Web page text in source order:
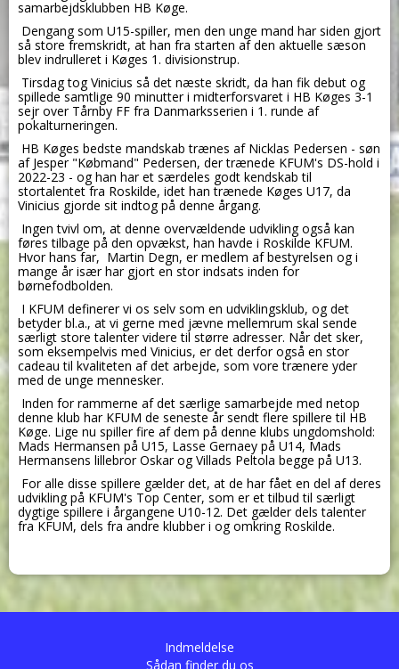
samarbejdsklubben HB Køge.
Dengang som U15-spiller, men den unge mand har siden gjort
så store fremskridt, at han fra starten af den aktuelle sæson
blev indrulleret i Køges 1. divisionstrup.
Tirsdag tog Vinicius så det næste skridt, da han fik debut og
spillede samtlige 90 minutter i midterforsvaret i HB Køges 3-1
sejr over Tårnby FF fra Danmarksserien i 1. runde af
pokalturneringen.
HB Køges bedste mandskab trænes af Nicklas Pedersen - søn
af Jesper "Købmand" Pedersen, der trænede KFUM's DS-hold i
2022-23 - og han har et særdeles godt kendskab til
stortalentet fra Roskilde, idet han trænede Køges U17, da
Vinicius gjorde sit indtog på denne årgang.
Ingen tvivl om, at denne overvældende udvikling også kan
føres tilbage på den opvækst, han havde i Roskilde KFUM.
Hvor hans far, Martin Degn, er medlem af bestyrelsen og i
mange år især har gjort en stor indsats inden for
børnefodbolden.
I KFUM definerer vi os selv som en udviklingsklub, og det
betyder bl.a., at vi gerne med jævne mellemrum skal sende
særligt store talenter videre til større adresser. Når det sker,
som eksempelvis med Vinicius, er det derfor også en stor
cadeau til kvaliteten af det arbejde, som vore trænere yder
med de unge mennesker.
Inden for rammerne af det særlige samarbejde med netop
denne klub har KFUM de seneste år sendt flere spillere til HB
Køge. Lige nu spiller fire af dem på denne klubs ungdomshold:
Mads Hermansen på U15, Lasse Gernaey på U14, Mads
Hermansens lillebror Oskar og Villads Peltola begge på U13.
For alle disse spillere gælder det, at de har fået en del af deres
udvikling på KFUM's Top Center, som er et tilbud til særligt
dygtige spillere i årgangene U10-12. Det gælder dels talenter
fra KFUM, dels fra andre klubber i og omkring Roskilde.
Indmeldelse
Sådan finder du os